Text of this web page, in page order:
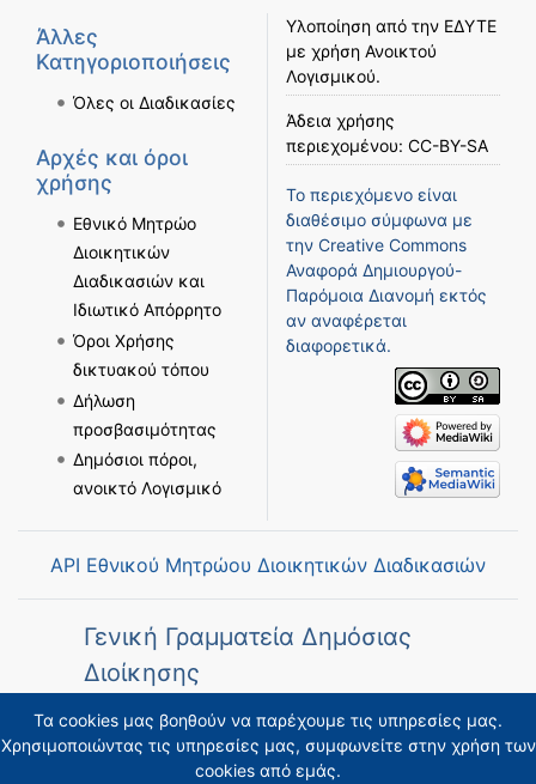
Τα cookies μας βοηθούν να παρέχουμε τις υπηρεσίες μας.
Χρησιμοποιώντας τις υπηρεσίες μας, συμφωνείτε στην χρήση των
cookies από εμάς.
Άλλες
Κατηγοριοποιήσεις
Όλες οι Διαδικασίες
Αρχές και όροι
χρήσης
Εθνικό Μητρώο
Διοικητικών
Διαδικασιών και
Ιδιωτικό Απόρρητο
Όροι Χρήσης
δικτυακού τόπου
Δήλωση
προσβασιμότητας
Δημόσιοι πόροι,
ανοικτό Λογισμικό
Υλοποίηση από την ΕΔΥΤΕ
με χρήση Ανοικτού
Λογισμικού.
Άδεια χρήσης
περιεχομένου: CC-BY-SA
Το περιεχόμενο είναι
διαθέσιμο σύμφωνα με
την Creative Commons
Αναφορά Δημιουργού-
Παρόμοια Διανομή εκτός
αν αναφέρεται
διαφορετικά.
API Εθνικού Μητρώου Διοικητικών Διαδικασιών
Γενική Γραμματεία Δημόσιας
Διοίκησης